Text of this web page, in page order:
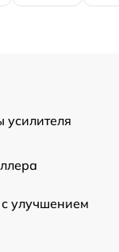
улучшением